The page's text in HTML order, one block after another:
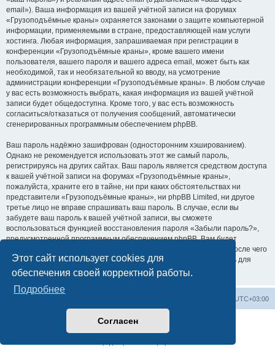
Этот сайт использует cookies для
обеспечения своей корректной работы.
Подробнее
Согласен
email»). Ваша информация из вашей учётной записи на форумах
«Грузоподъёмные краны» охраняется законами о защите компьютерной
информации, применяемыми в стране, предоставляющей нам услуги
хостинга. Любая информация, запрашиваемая при регистрации в
конференции «Грузоподъёмные краны», кроме вашего имени
пользователя, вашего пароля и вашего адреса email, может быть как
необходимой, так и необязательной ко вводу, на усмотрение
администрации конференции «Грузоподъёмные краны». В любом случае
у вас есть возможность выбрать, какая информация из вашей учётной
записи будет общедоступна. Кроме того, у вас есть возможность
согласиться/отказаться от получения сообщений, автоматически
сгенерированных программным обеспечением phpBB.
Ваш пароль надёжно зашифрован (односторонним хэшированием).
Однако не рекомендуется использовать этот же самый пароль,
регистрируясь на других сайтах. Ваш пароль является средством доступа
к вашей учётной записи на форумах «Грузоподъёмные краны»,
пожалуйста, храните его в тайне, ни при каких обстоятельствах ни
представители «Грузоподъёмные краны», ни phpBB Limited, ни другое
третье лицо не вправе спрашивать ваш пароль. В случае, если вы
забудете ваш пароль к вашей учётной записи, вы сможете
воспользоваться функцией восстановления пароля «Забыли пароль?»,
предусмотренной программным обеспечением phpBB. Вам будет
необходимо ввести ваше имя пользователя и ваш адрес email, после чего
программное обеспечение phpBB сгенерирует вам новый пароль для
вашей учётной записи.
UTC+03:00
Создано на основеphpBB® Forum Software © phpBB Limited
Русская поддержка phpBB